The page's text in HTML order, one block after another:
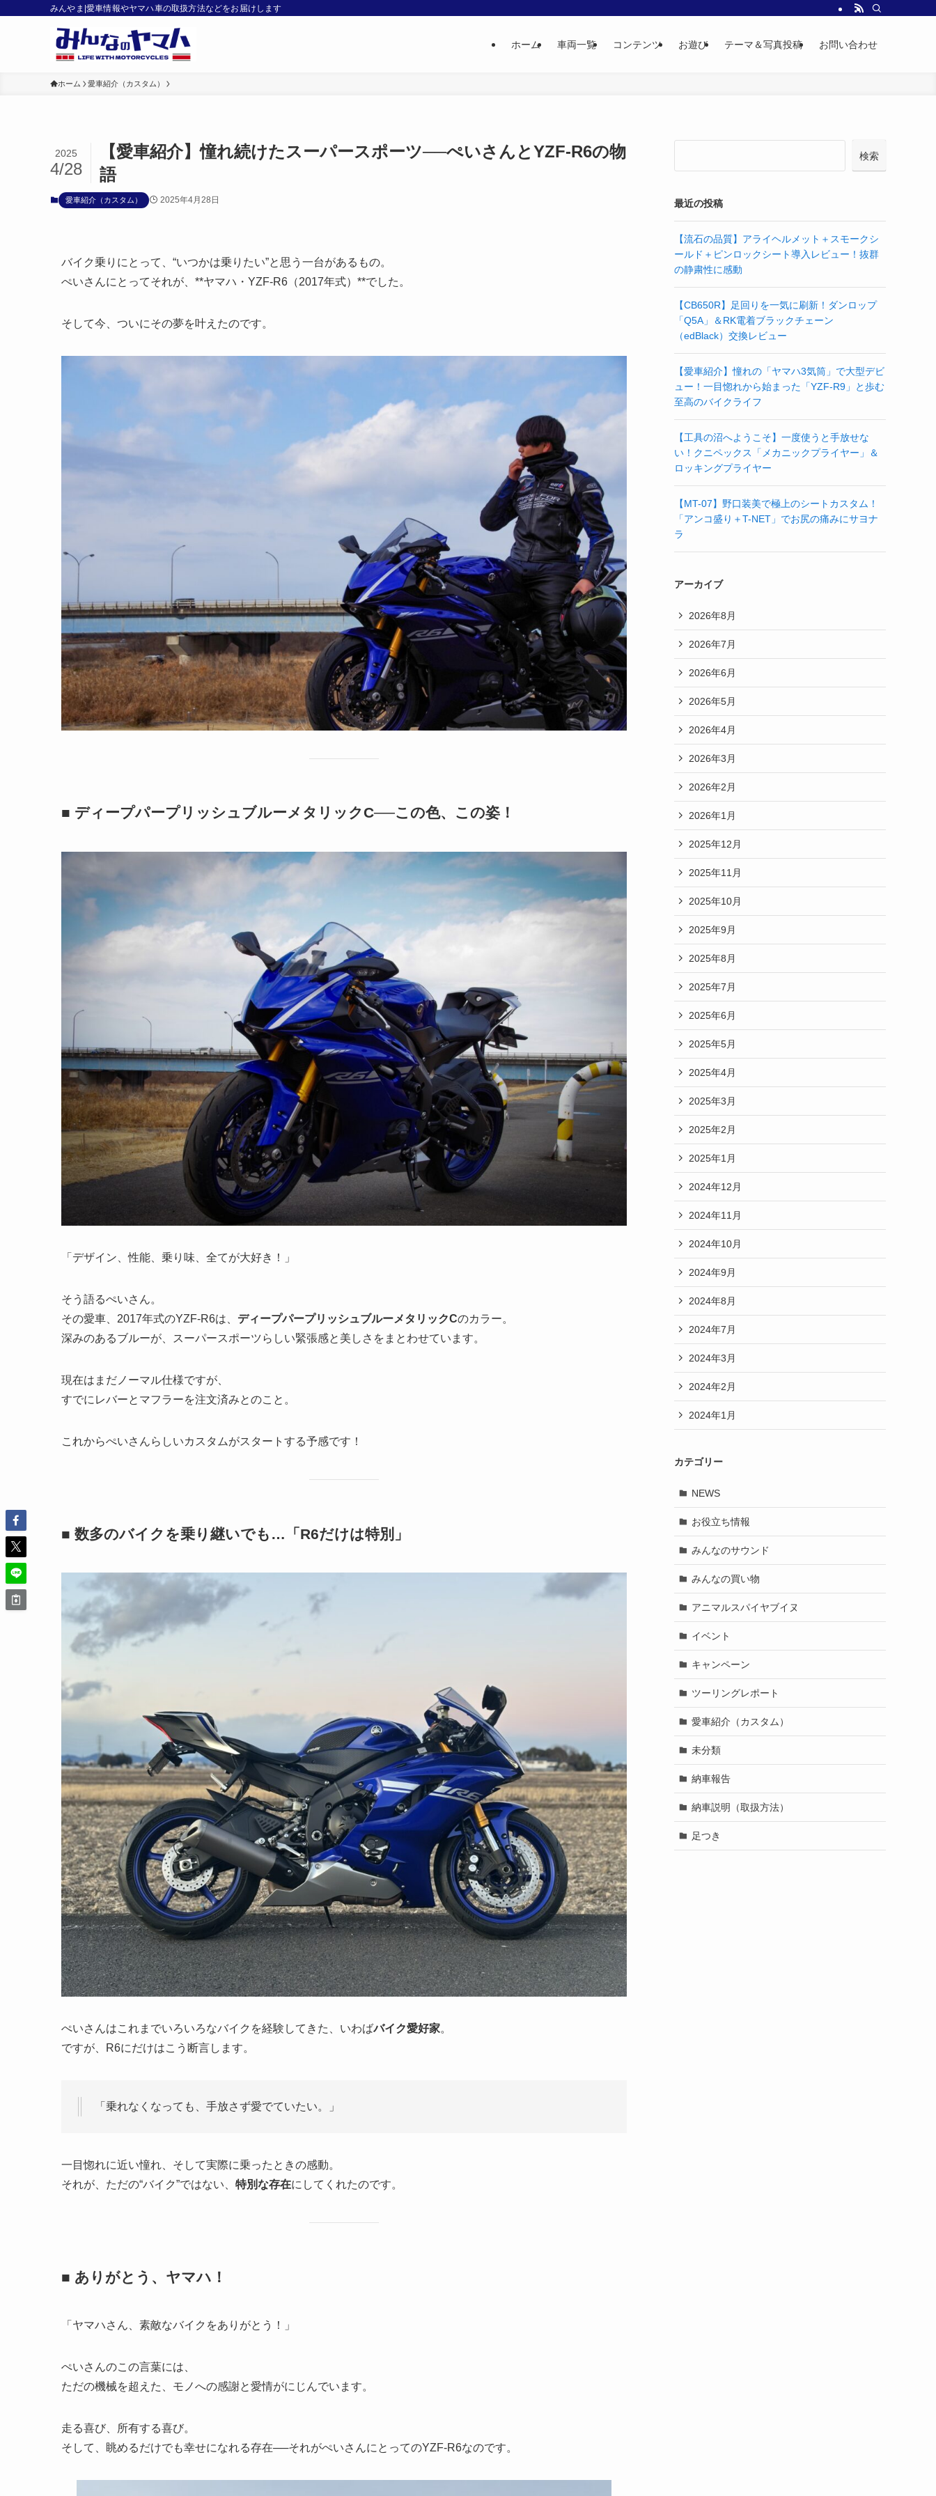
みんやま|愛車情報やヤマハ車の取扱方法などをお届けします
ホーム 車両一覧 コンテンツ お遊び テーマ＆写真投稿 お問い合わせ
ホーム 愛車紹介（カスタム）
【愛車紹介】憧れ続けたスーパースポーツ──ぺいさんとYZF-R6の物
語
2025
4/28
愛車紹介（カスタム） 2025年4月28日
バイク乗りにとって、“いつかは乗りたい”と思う一台があるもの。
ぺいさんにとってそれが、**ヤマハ・YZF-R6（2017年式）**でした。
そして今、ついにその夢を叶えたのです。
■ ディープパープリッシュブルーメタリックC──この色、この姿！
「デザイン、性能、乗り味、全てが大好き！」
そう語るぺいさん。
その愛車、2017年式のYZF-R6は、 ディープパープリッシュブルーメタリックCのカラー。
深みのあるブルーが、スーパースポーツらしい緊張感と美しさをまとわせています。
現在はまだノーマル仕様ですが、
すでにレバーとマフラーを注文済みとのこと。
これからぺいさんらしいカスタムがスタートする予感です！
■ 数多のバイクを乗り継いでも…「R6だけは特別」
ぺいさんはこれまでいろいろなバイクを経験してきた、いわばバイク愛好家。
ですが、R6にだけはこう断言します。
「乗れなくなっても、手放さず愛でていたい。」
一目惚れに近い憧れ、そして実際に乗ったときの感動。
それが、ただの“バイク”ではない、 特別な存在にしてくれたのです。
■ ありがとう、ヤマハ！
「ヤマハさん、素敵なバイクをありがとう！」
ぺいさんのこの言葉には、
ただの機械を超えた、モノへの感謝と愛情がにじんでいます。
走る喜び、所有する喜び。
そして、眺めるだけでも幸せになれる存在──それがぺいさんにとってのYZF-R6なのです。
検索
最近の投稿
【流石の品質】アライヘルメット＋スモークシ
ールド＋ピンロックシート導入レビュー！抜群
の静粛性に感動
【CB650R】足回りを一気に刷新！ダンロップ
「Q5A」＆RK電着ブラックチェーン
（edBlack）交換レビュー
【愛車紹介】憧れの「ヤマハ3気筒」で大型デビ
ュー！一目惚れから始まった「YZF-R9」と歩む
至高のバイクライフ
【工具の沼へようこそ】一度使うと手放せな
い！クニペックス「メカニックプライヤー」＆
ロッキングプライヤー
【MT-07】野口装美で極上のシートカスタム！
「アンコ盛り＋T-NET」でお尻の痛みにサヨナ
ラ
アーカイブ
2026年8月
2026年7月
2026年6月
2026年5月
2026年4月
2026年3月
2026年2月
2026年1月
2025年12月
2025年11月
2025年10月
2025年9月
2025年8月
2025年7月
2025年6月
2025年5月
2025年4月
2025年3月
2025年2月
2025年1月
2024年12月
2024年11月
2024年10月
2024年9月
2024年8月
2024年7月
2024年3月
2024年2月
2024年1月
カテゴリー
NEWS
お役立ち情報
みんなのサウンド
みんなの買い物
アニマルスパイヤブイヌ
イベント
キャンペーン
ツーリングレポート
愛車紹介（カスタム）
未分類
納車報告
納車説明（取扱方法）
足つき